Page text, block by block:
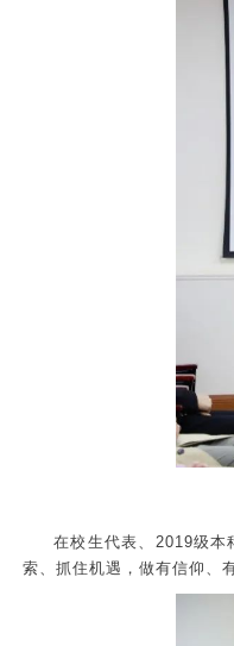
在校生代表、2019级本
索、抓住机遇，做有信仰、